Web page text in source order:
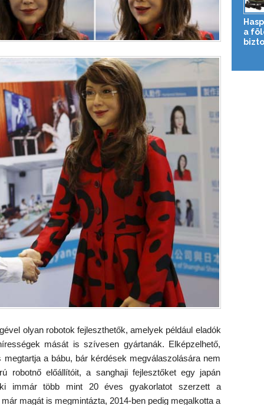
olyan robotok fejleszthetők, amelyek például eladók
mását is szívesen gyártanák. Elképzelhető,
a bábu, bár kérdések megválaszolására nem
robotnő előállítóit, a sanghaji fejlesztőket egy japán
immár több mint 20 éves gyakorlatot szerzett a
magát is megmintázta, 2014-ben pedig megalkotta a
a